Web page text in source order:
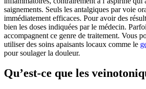
saignements. Seuls les antalgiques par voie
immédiatement efficaces. Pour avoir des
bien les doses indiquées par le médecin.
accompagnent ce genre de traitement. Vous
utiliser des soins apaisants locaux comme le
pour soulager la douleur.
Qu’est-ce que les